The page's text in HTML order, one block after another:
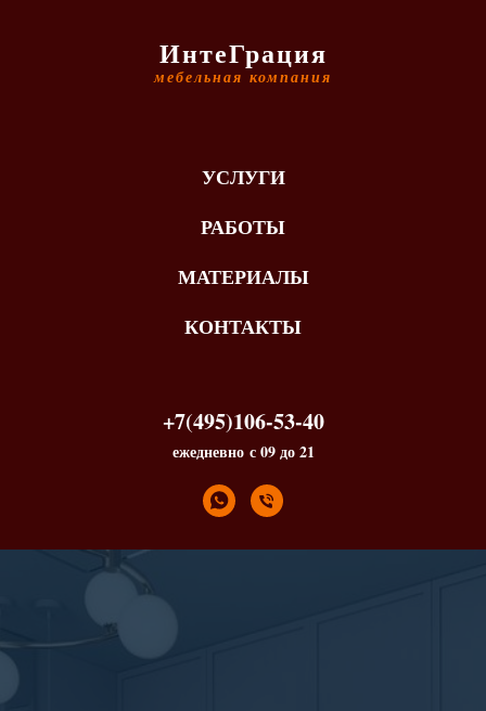
ИнтеГрация
мебельная компания
УСЛУГИ
РАБОТЫ
МАТЕРИАЛЫ
КОНТАКТЫ
+7(495)106-53-40
ежедневно с 09 до 21